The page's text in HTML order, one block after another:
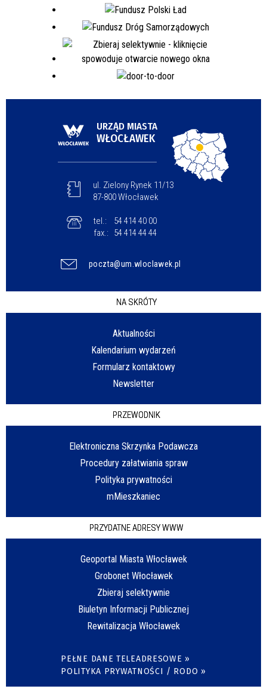
URZĄD MIASTA
WŁOCŁAWEK
ul. Zielony Rynek 11/13
87-800 Włocławek
tel.:
54 414 40 00
fax.:
54 414 44 44
poczta@um.wloclawek.pl
NA SKRÓTY
Aktualności
Kalendarium wydarzeń
Formularz kontaktowy
Newsletter
PRZEWODNIK
Elektroniczna Skrzynka Podawcza
Procedury załatwiania spraw
Polityka prywatności
mMieszkaniec
PRZYDATNE ADRESY WWW
Geoportal Miasta Włocławek
Grobonet Włocławek
Zbieraj selektywnie
Biuletyn Informacji Publicznej
Rewitalizacja Włocławek
PEŁNE DANE TELEADRESOWE »
POLITYKA PRYWATNOŚCI / RODO »